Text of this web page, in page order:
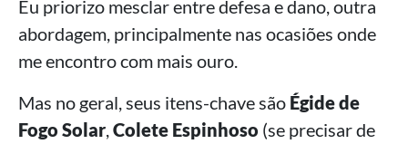
Eu priorizo mesclar entre defesa e dano, outra
abordagem, principalmente nas ocasiões onde
me encontro com mais ouro.
Mas no geral, seus itens-chave são Égide de
Fogo Solar Colete Espinhoso (se precisar de